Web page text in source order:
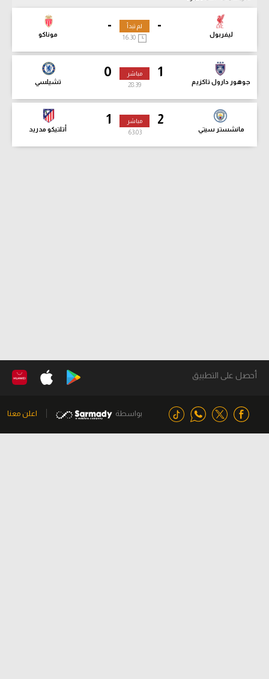
-
ليفربول
-
موناكو
لم تبدأ
1
جوهور دارول تاكزيم
0
تشيلسي
مباشر
28:40
2
مانشستر سيتي
1
أتلتيكو مدريد
مباشر
63:04
أحصل على التطبيق
بواسطة اعلن معنا